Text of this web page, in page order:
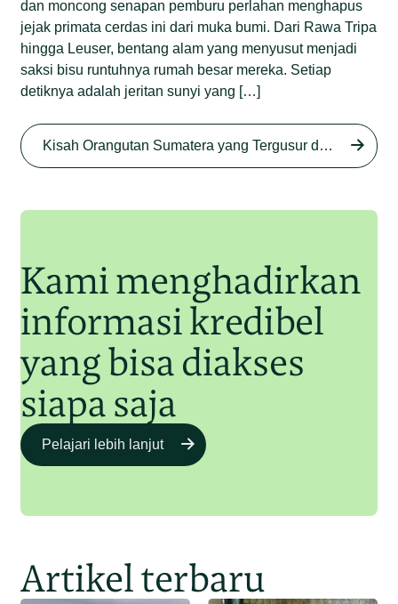
Sumatera di Rawa Tripa
Junaidi Hanafiah 27 Agu 2025
Begini Modus Perburuan
dan moncong senapan pemburu perlahan menghapus
jejak primata cerdas ini dari muka bumi. Dari Rawa Tripa
hingga Leuser, bentang alam yang menyusut menjadi
saksi bisu runtuhnya rumah besar mereka. Setiap
detiknya adalah jeritan sunyi yang […]
Kisah Orangutan Sumatera yang Tergusur dari Rumah Sendiri series
Kami menghadirkan
informasi kredibel
yang bisa diakses
siapa saja
Pelajari lebih lanjut
Artikel terbaru